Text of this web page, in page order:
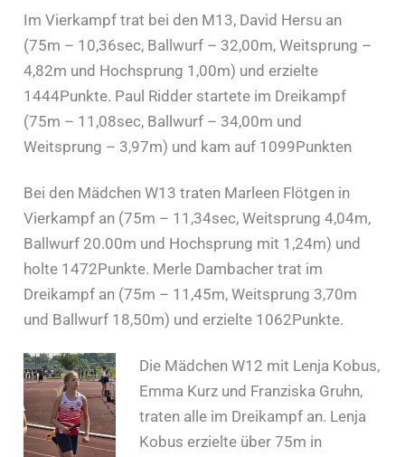
Im Vierkampf trat bei den M13, David Hersu an
(75m – 10,36sec, Ballwurf – 32,00m, Weitsprung –
4,82m und Hochsprung 1,00m) und erzielte
1444Punkte. Paul Ridder startete im Dreikampf
(75m – 11,08sec, Ballwurf – 34,00m und
Weitsprung – 3,97m) und kam auf 1099Punkten
Bei den Mädchen W13 traten Marleen Flötgen in
Vierkampf an (75m – 11,34sec, Weitsprung 4,04m,
Ballwurf 20.00m und Hochsprung mit 1,24m) und
holte 1472Punkte. Merle Dambacher trat im
Dreikampf an (75m – 11,45m, Weitsprung 3,70m
und Ballwurf 18,50m) und erzielte 1062Punkte.
Die Mädchen W12 mit Lenja Kobus,
Emma Kurz und Franziska Gruhn,
traten alle im Dreikampf an. Lenja
Kobus erzielte über 75m in